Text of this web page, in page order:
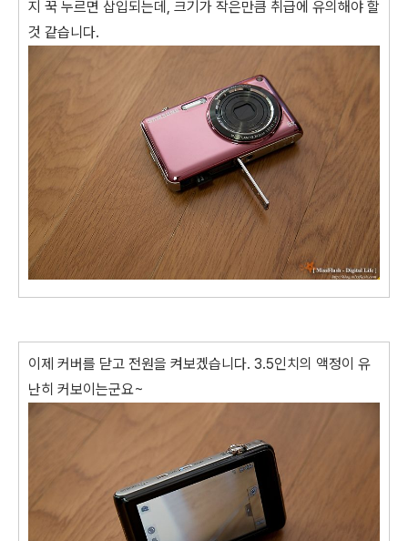
지 꾹 누르면 삽입되는데, 크기가 작은만큼 취급에 유의해야 할
것 같습니다.
이제 커버를 닫고 전원을 켜보겠습니다. 3.5인치의 액정이 유
난히 커보이는군요~